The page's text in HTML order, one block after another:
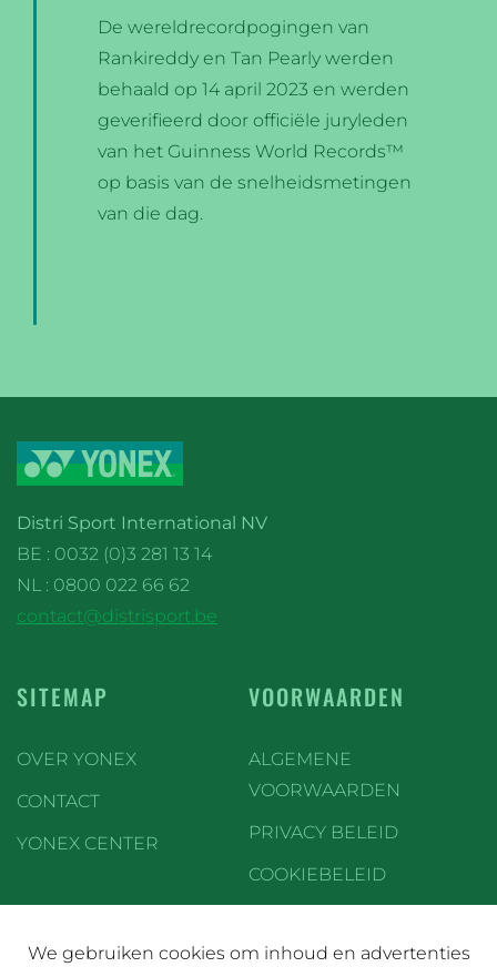
De wereldrecordpogingen van
Rankireddy en Tan Pearly werden
behaald op 14 april 2023 en werden
geverifieerd door officiële juryleden
van het Guinness World Records™
op basis van de snelheidsmetingen
van die dag.
We gebruiken cookies om inhoud en advertenties
Distri Sport International NV
BE : 0032 (0)3 281 13 14
NL : 0800 022 66 62
contact@distrisport.be
SITEMAP
OVER YONEX
CONTACT
YONEX CENTER
VOORWAARDEN
ALGEMENE
VOORWAARDEN
PRIVACY BELEID
COOKIEBELEID
SOCIAL